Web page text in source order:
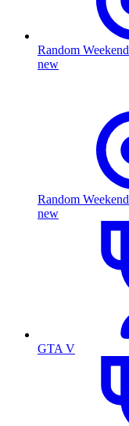
Random Weekend
new
Random Weekend
new
GTA V